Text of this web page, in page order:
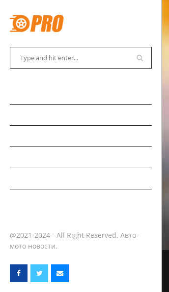
@2021-2024 - All Right Reserved. Авто-
мото новости.